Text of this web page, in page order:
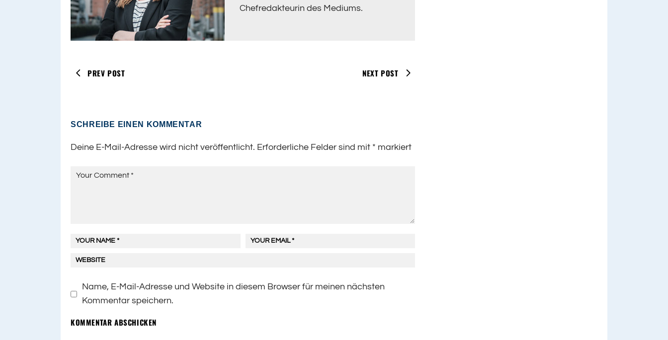
Chefredakteurin des Mediums.
PREV POST NEXT POST
SCHREIBE EINEN KOMMENTAR
Deine E-Mail-Adresse wird nicht veröffentlicht. Erforderliche Felder sind mit * markiert
Name, E-Mail-Adresse und Website in diesem Browser für meinen nächsten
Kommentar speichern.
KOMMENTAR ABSCHICKEN